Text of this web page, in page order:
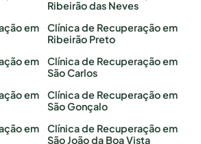
em
em
em
em
Ribeirão das Neves
Clínica de Recuperação em
Ribeirão Preto
Clínica de Recuperação em
São Carlos
Clínica de Recuperação em
São Gonçalo
Clínica de Recuperação em
São João da Boa Vista